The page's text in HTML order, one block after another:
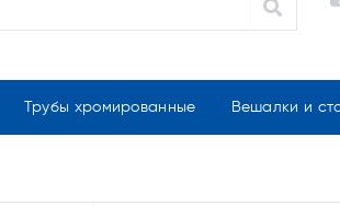
Трубы хромированные Вешалки и